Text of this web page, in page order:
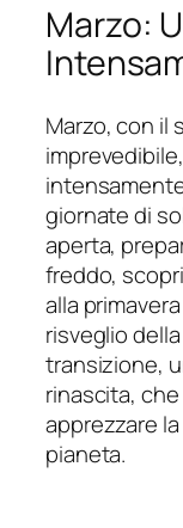
Marzo:
Marzo, con il
giornate di
aperta,
freddo,
alla
risveglio
transizione,
rinascita,
apprezzare
pianeta.